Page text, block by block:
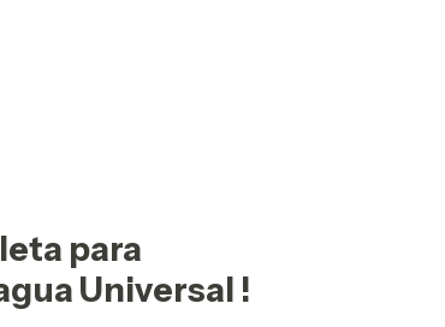
para
Universal !